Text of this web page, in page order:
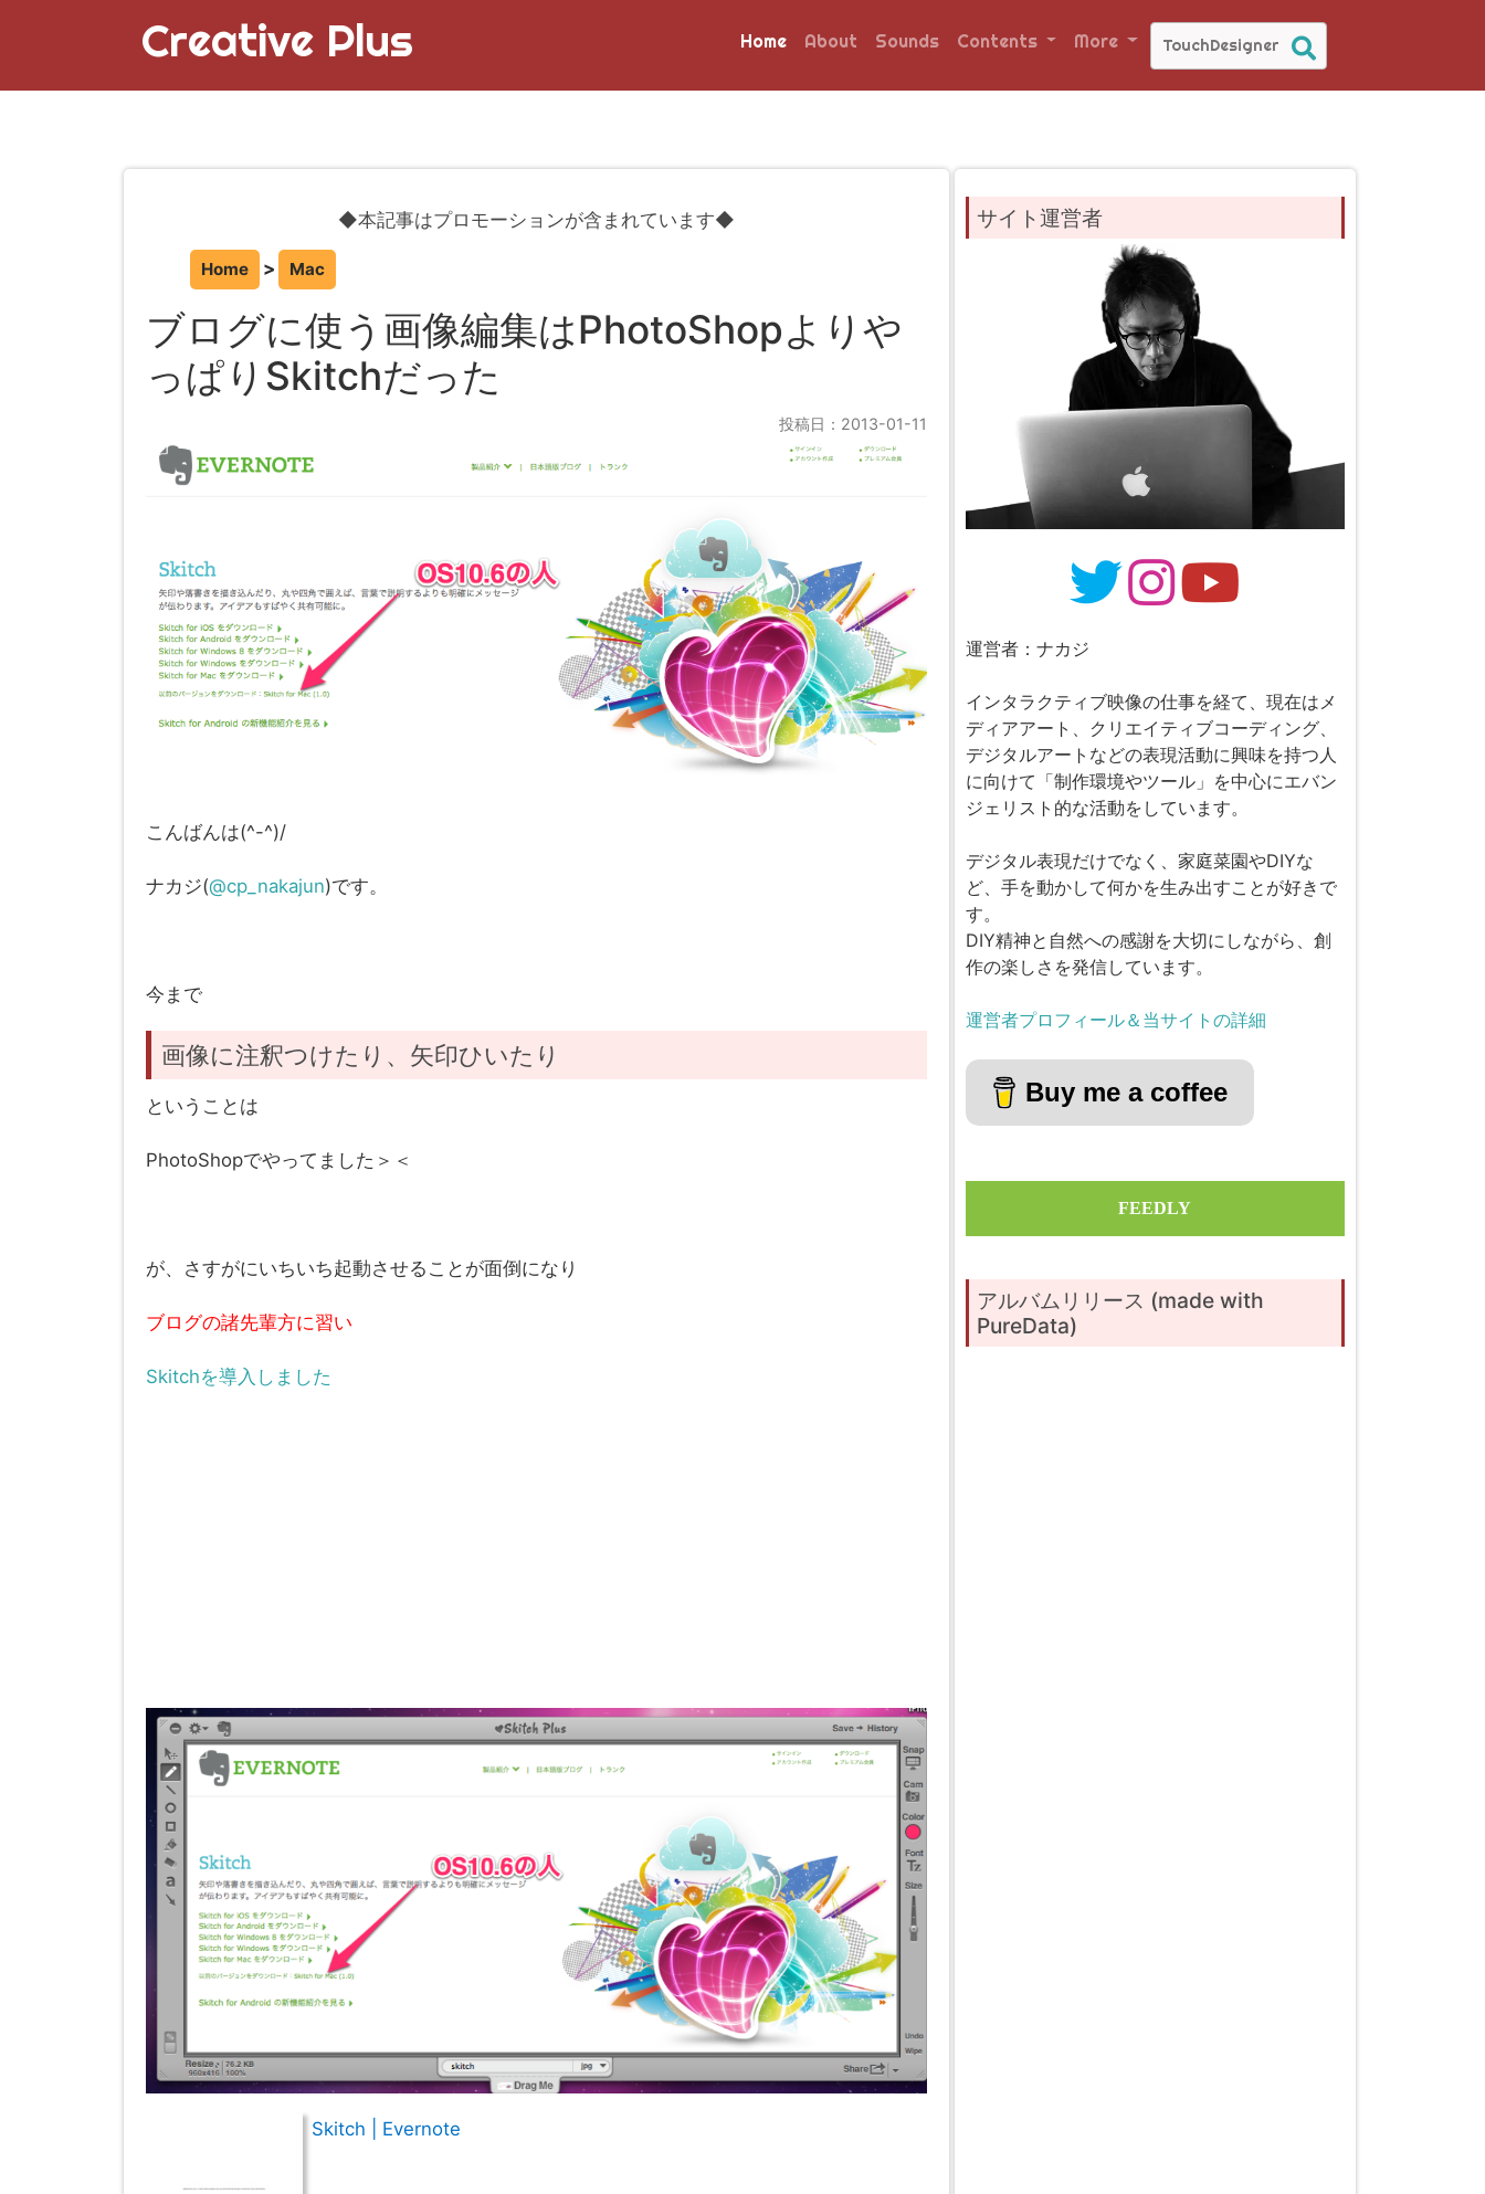
Creative Plus Home About Sounds Contents More
◆本記事はプロモーションが含まれています◆
Home Mac
ブログに使う画像編集はPhotoShopよりや
っぱりSkitchだった
投稿日：2013-01-11
こんばんは(^-^)/
ナカジ(@cp_nakajun)です。
今まで
画像に注釈つけたり、矢印ひいたり
ということは
PhotoShopでやってました＞＜
が、さすがにいちいち起動させることが面倒になり
ブログの諸先輩方に習い
Skitchを導入しました
Skitch | Evernote
サイト運営者
運営者：ナカジ
インタラクティブ映像の仕事を経て、現在はメ
ディアアート、クリエイティブコーディング、
デジタルアートなどの表現活動に興味を持つ人
に向けて「制作環境やツール」を中心にエバン
ジェリスト的な活動をしています。
デジタル表現だけでなく、家庭菜園やDIYな
ど、手を動かして何かを生み出すことが好きで
す。
DIY精神と自然への感謝を大切にしながら、創
作の楽しさを発信しています。
運営者プロフィール＆当サイトの詳細
Buy me a coffee
FEEDLY
アルバムリリース (made with
PureData)